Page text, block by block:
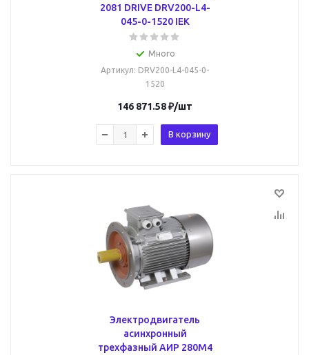
2081 DRIVE DRV200-L4-
045-0-1520 IEK
Много
Артикул: DRV200-L4-045-0-
1520
146 871.58₽/шт
В корзину
Электродвигатель
асинхронный
трехфазный АИР 280M4